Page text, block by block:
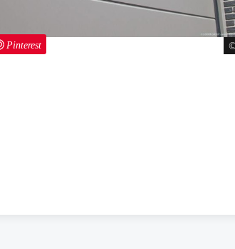
Pinterest